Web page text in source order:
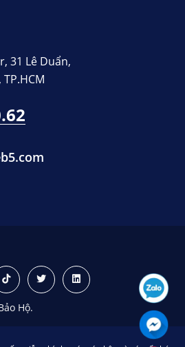
31 Lê Duẩn,
Hộ.